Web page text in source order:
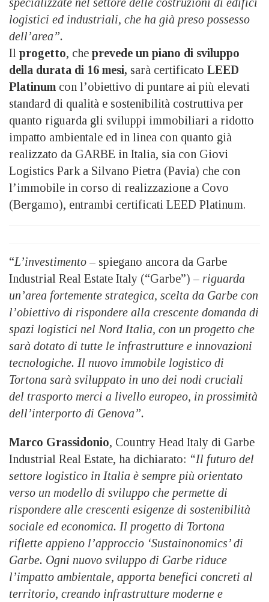
logistici ed industriali, che ha già preso possesso
dell’area”.
Il progetto, che prevede un piano di sviluppo
della durata di 16 mesi, sarà certificato LEED
Platinum con l’obiettivo di puntare ai più elevati
standard di qualità e sostenibilità costruttiva per
quanto riguarda gli sviluppi immobiliari a ridotto
impatto ambientale ed in linea con quanto già
realizzato da GARBE in Italia, sia con Giovi
Logistics Park a Silvano Pietra (Pavia) che con
l’immobile in corso di realizzazione a Covo
(Bergamo), entrambi certificati LEED Platinum.
“L’investimento – spiegano ancora da Garbe
Industrial Real Estate Italy (“Garbe”) – riguarda
un’area fortemente strategica, scelta da Garbe con
l’obiettivo di rispondere alla crescente domanda di
spazi logistici nel Nord Italia, con un progetto che
sarà dotato di tutte le infrastrutture e innovazioni
tecnologiche. Il nuovo immobile logistico di
Tortona sarà sviluppato in uno dei nodi cruciali
del trasporto merci a livello europeo, in prossimità
dell’interporto di Genova”.
Marco Grassidonio, Country Head Italy di Garbe
Industrial Real Estate, ha dichiarato: “Il futuro del
settore logistico in Italia è sempre più orientato
verso un modello di sviluppo che permette di
rispondere alle crescenti esigenze di sostenibilità
sociale ed economica. Il progetto di Tortona
riflette appieno l’approccio ‘Sustainonomics’ di
Garbe. Ogni nuovo sviluppo di Garbe riduce
l’impatto ambientale, apporta benefici concreti al
territorio, creando infrastrutture moderne e